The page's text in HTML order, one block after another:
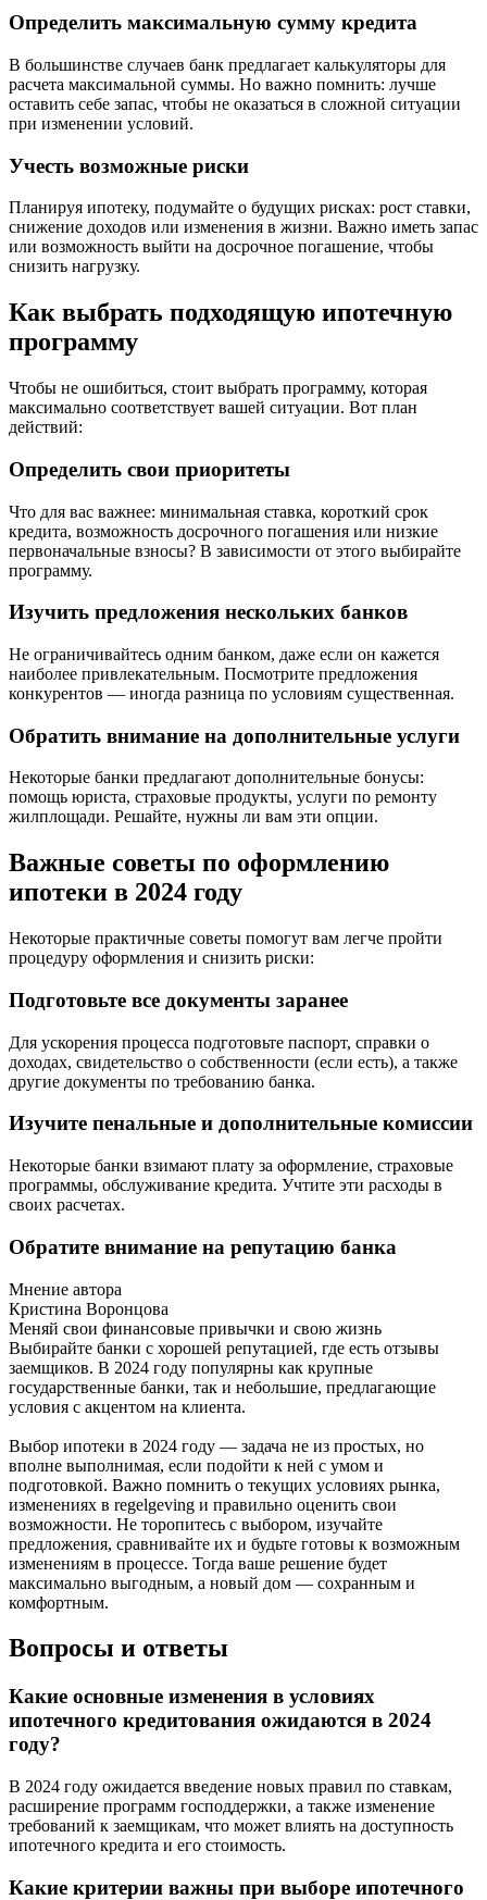
Определить максимальную сумму кредита
В большинстве случаев банк предлагает калькуляторы для
расчета максимальной суммы. Но важно помнить: лучше
оставить себе запас, чтобы не оказаться в сложной ситуации
при изменении условий.
Учесть возможные риски
Планируя ипотеку, подумайте о будущих рисках: рост ставки,
снижение доходов или изменения в жизни. Важно иметь запас
или возможность выйти на досрочное погашение, чтобы
снизить нагрузку.
Как выбрать подходящую ипотечную
программу
Чтобы не ошибиться, стоит выбрать программу, которая
максимально соответствует вашей ситуации. Вот план
действий:
Определить свои приоритеты
Что для вас важнее: минимальная ставка, короткий срок
кредита, возможность досрочного погашения или низкие
первоначальные взносы? В зависимости от этого выбирайте
программу.
Изучить предложения нескольких банков
Не ограничивайтесь одним банком, даже если он кажется
наиболее привлекательным. Посмотрите предложения
конкурентов — иногда разница по условиям существенная.
Обратить внимание на дополнительные услуги
Некоторые банки предлагают дополнительные бонусы:
помощь юриста, страховые продукты, услуги по ремонту
жилплощади. Решайте, нужны ли вам эти опции.
Важные советы по оформлению
ипотеки в 2024 году
Некоторые практичные советы помогут вам легче пройти
процедуру оформления и снизить риски:
Подготовьте все документы заранее
Для ускорения процесса подготовьте паспорт, справки о
доходах, свидетельство о собственности (если есть), а также
другие документы по требованию банка.
Изучите пенальные и дополнительные комиссии
Некоторые банки взимают плату за оформление, страховые
программы, обслуживание кредита. Учтите эти расходы в
своих расчетах.
Обратите внимание на репутацию банка
Мнение автора
Кристина Воронцова
Меняй свои финансовые привычки и свою жизнь
Выбирайте банки с хорошей репутацией, где есть отзывы
заемщиков. В 2024 году популярны как крупные
государственные банки, так и небольшие, предлагающие
условия с акцентом на клиента.
Выбор ипотеки в 2024 году — задача не из простых, но
вполне выполнимая, если подойти к ней с умом и
подготовкой. Важно помнить о текущих условиях рынка,
изменениях в regelgeving и правильно оценить свои
возможности. Не торопитесь с выбором, изучайте
предложения, сравнивайте их и будьте готовы к возможным
изменениям в процессе. Тогда ваше решение будет
максимально выгодным, а новый дом — сохранным и
комфортным.
Вопросы и ответы
Какие основные изменения в условиях
ипотечного кредитования ожидаются в 2024
году?
В 2024 году ожидается введение новых правил по ставкам,
расширение программ господдержки, а также изменение
требований к заемщикам, что может влиять на доступность
ипотечного кредита и его стоимость.
Какие критерии важны при выборе ипотечного